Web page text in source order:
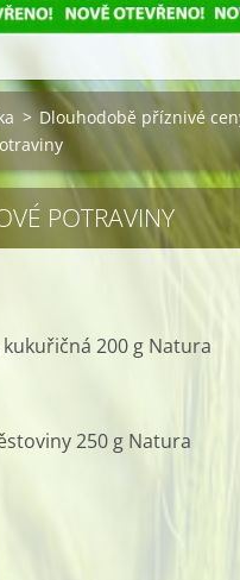
> Dlouhodobě příznivé
POTRAVINY
kukuřičná 200
těstoviny 250